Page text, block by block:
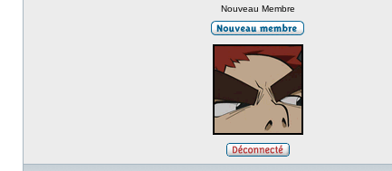
Nouveau Membre